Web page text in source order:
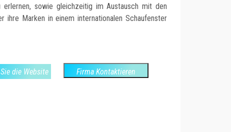
erlernen, sowie gleichzeitig im Austausch mit den
ihre Marken in einem internationalen Schaufenster
die Website Firma Kontaktieren